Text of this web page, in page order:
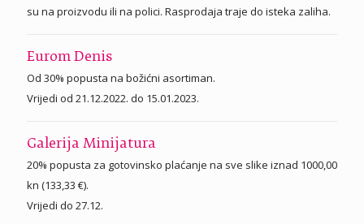
su na proizvodu ili na polici. Rasprodaja traje do isteka zaliha.
Eurom Denis
Od 30% popusta na božićni asortiman.
Vrijedi od 21.12.2022. do 15.01.2023.
Galerija Minijatura
20% popusta za gotovinsko plaćanje na sve slike iznad 1000,00
kn (133,33 €).
Vrijedi do 27.12.